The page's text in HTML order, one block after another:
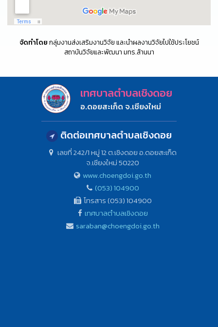
จัดทำโดยกลุ่มงานส่งเสริมงานวิจัย และนำผลงานวิจัยไปใช้ประโยชน์
สถาบันวิจัยและพัฒนา มทร.ล้านนา
เทศบาลตำบลเชิงดอย
อ.ดอยสะเก็ด จ.เชียงใหม่
ติดต่อเทศบาลตำบลเชิงดอย
เลขที่ 242/1 หมู่ 12 ต.เชิงดอย อ.ดอยสะเก็ด
จ.เชียงใหม่ 50220
www.choengdoi.go.th
(053) 104900
โทรสาร (053) 104900
เทศบาลตำบลเชิงดอย
saraban@choengdoi.go.th